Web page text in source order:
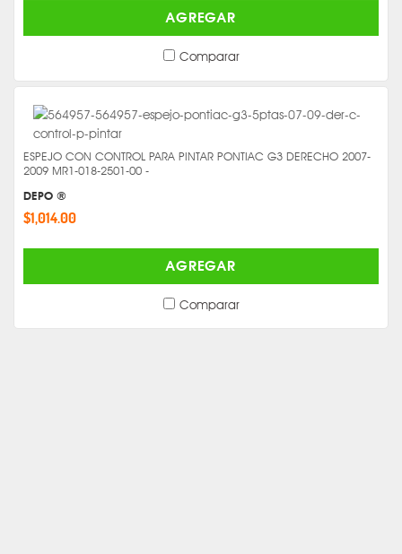
AGREGAR
Comparar
ESPEJO CON CONTROL PARA PINTAR PONTIAC G3 DERECHO 2007-
2009 MR1-018-2501-00 -
DEPO ®
$1,014.00
AGREGAR
Comparar